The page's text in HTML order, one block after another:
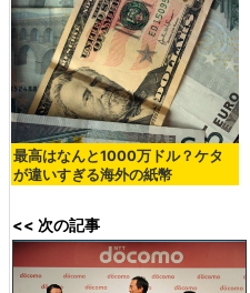
最高はなんと1000万ドル？ケタ
が違いすぎる海外の紙幣
<< 次の記事